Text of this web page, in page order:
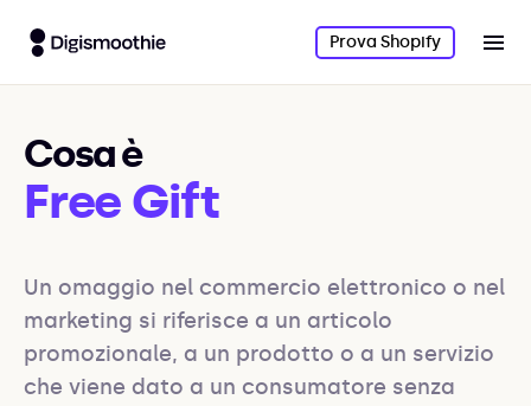
Prova Shopify
Cosa è
Free Gift
Un omaggio nel commercio elettronico o nel
marketing si riferisce a un articolo
promozionale, a un prodotto o a un servizio
che viene dato a un consumatore senza